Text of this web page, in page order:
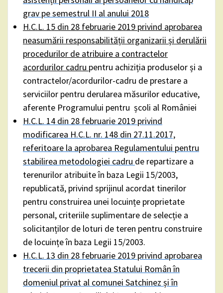
grav pe semestrul II al anului 2018
H.C.L. 15 din 28 februarie 2019 privind aprobarea
neasumării responsabilității organizarii și derulării
procedurilor de atribuire a contractelor
acordurilor­ cadru pentru achiziția produselor și a
contractelor/acordurilor-cadru de prestare a
serviciilor pentru derularea măsurilor educative,
aferente Programului pentru școli al României
H.C.L. 14 din 28 februarie 2019 privind
modificarea H.C.L. nr. 148 din 27.11.2017,
referitoare la aprobarea Regulamentului pentru
stabilirea metodologiei cadru de repartizare a
terenurilor atribuite în baza Legii 15/2003,
republicată, privind sprijinul acordat tinerilor
pentru construirea unei locuințe proprietate
personal, criteriile suplimentare de selecție a
solicitanților de loturi de teren pentru construire
de locuințe în baza Legii 15/2003.
H.C.L. 13 din 28 februarie 2019 privind aprobarea
trecerii din proprietatea Statului Român în
domeniul privat al comunei Satchinez și în